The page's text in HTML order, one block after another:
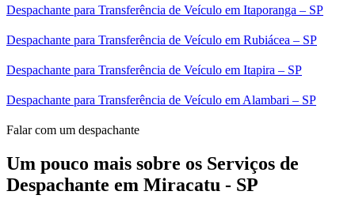
Despachante para Transferência de Veículo em Itaporanga – SP
Despachante para Transferência de Veículo em Rubiácea – SP
Despachante para Transferência de Veículo em Itapira – SP
Despachante para Transferência de Veículo em Alambari – SP
Falar com um despachante
Um pouco mais sobre os Serviços de
Despachante em Miracatu - SP